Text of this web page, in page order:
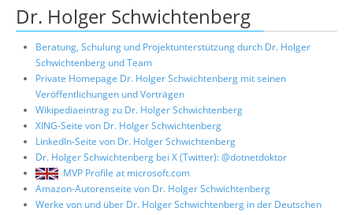
Dr. Holger Schwichtenberg
Beratung, Schulung und Projektunterstützung durch Dr. Holger
Schwichtenberg und Team
Private Homepage Dr. Holger Schwichtenberg mit seinen
Veröffentlichungen und Vorträgen
Wikipediaeintrag zu Dr. Holger Schwichtenberg
XING-Seite von Dr. Holger Schwichtenberg
LinkedIn-Seite von Dr. Holger Schwichtenberg
Dr. Holger Schwichtenberg bei X (Twitter): @dotnetdoktor
MVP Profile at microsoft.com
Amazon-Autorenseite von Dr. Holger Schwichtenberg
Werke von und über Dr. Holger Schwichtenberg in der Deutschen